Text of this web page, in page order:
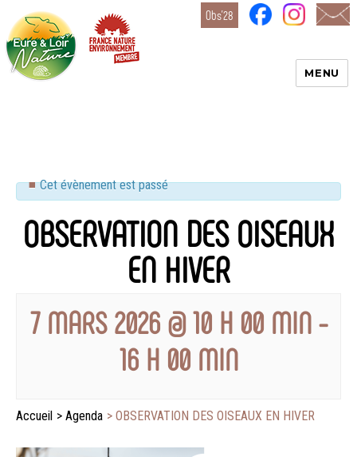
Obs’28
MENU
Cet évènement est passé
OBSERVATION DES OISEAUX
EN HIVER
7 MARS 2026 @ 10 H 00 MIN-
16 H 00 MIN
Accueil > Agenda > OBSERVATION DES OISEAUX EN HIVER